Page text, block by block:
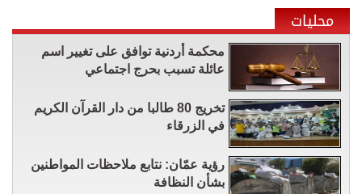
محليات
محكمة أردنية توافق على تغيير اسم
عائلة تسبب بحرج اجتماعي
تخريج 80 طالبا من دار القرآن الكريم
في الزرقاء
رؤية عمّان: نتابع ملاحظات المواطنين
بشأن النظافة